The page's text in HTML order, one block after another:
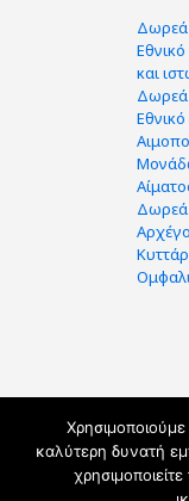
Δωρεά
και
Δωρεά
Δωρεά
Copyright
καλύτερη δυνατή